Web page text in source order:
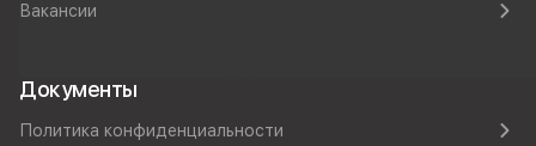
Вакансии
Документы
Политика конфиденциальности